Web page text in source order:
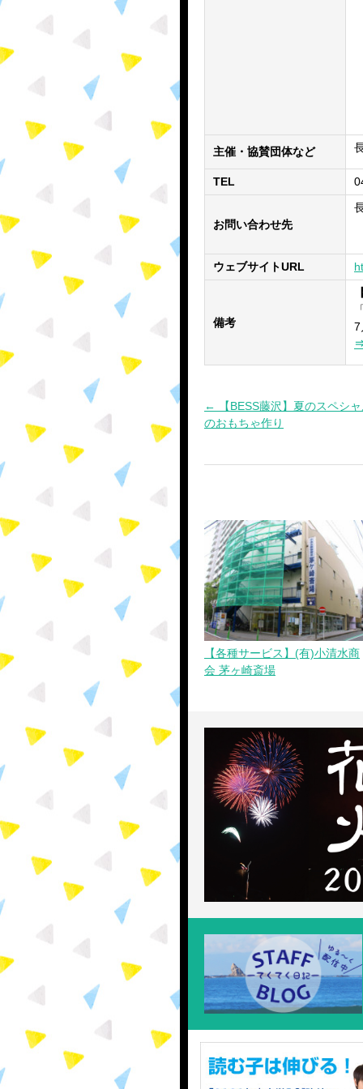
主催・協賛団体など
TEL
お問い合わせ先
ウェブサイトURL
備考
7
投
稿
ビ
ゲ
ー
シ
ョ
ン
← 【BESS藤沢】夏のスペシ
のおもちゃ作り
【各種サービス】(有)小清水商
会 茅ヶ崎斎場